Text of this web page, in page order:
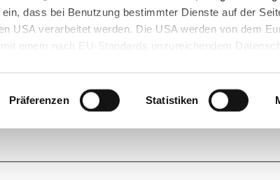
dass bei Benutzung bestimmter Dienste auf der
USA verarbeitet werden. Die USA werden von dem
einem nach EU-Standards unzureichendem
Präferenzen Statistiken
Stellen Sie Ihre Fragen und helfen Sie mit Ihrem Wissen